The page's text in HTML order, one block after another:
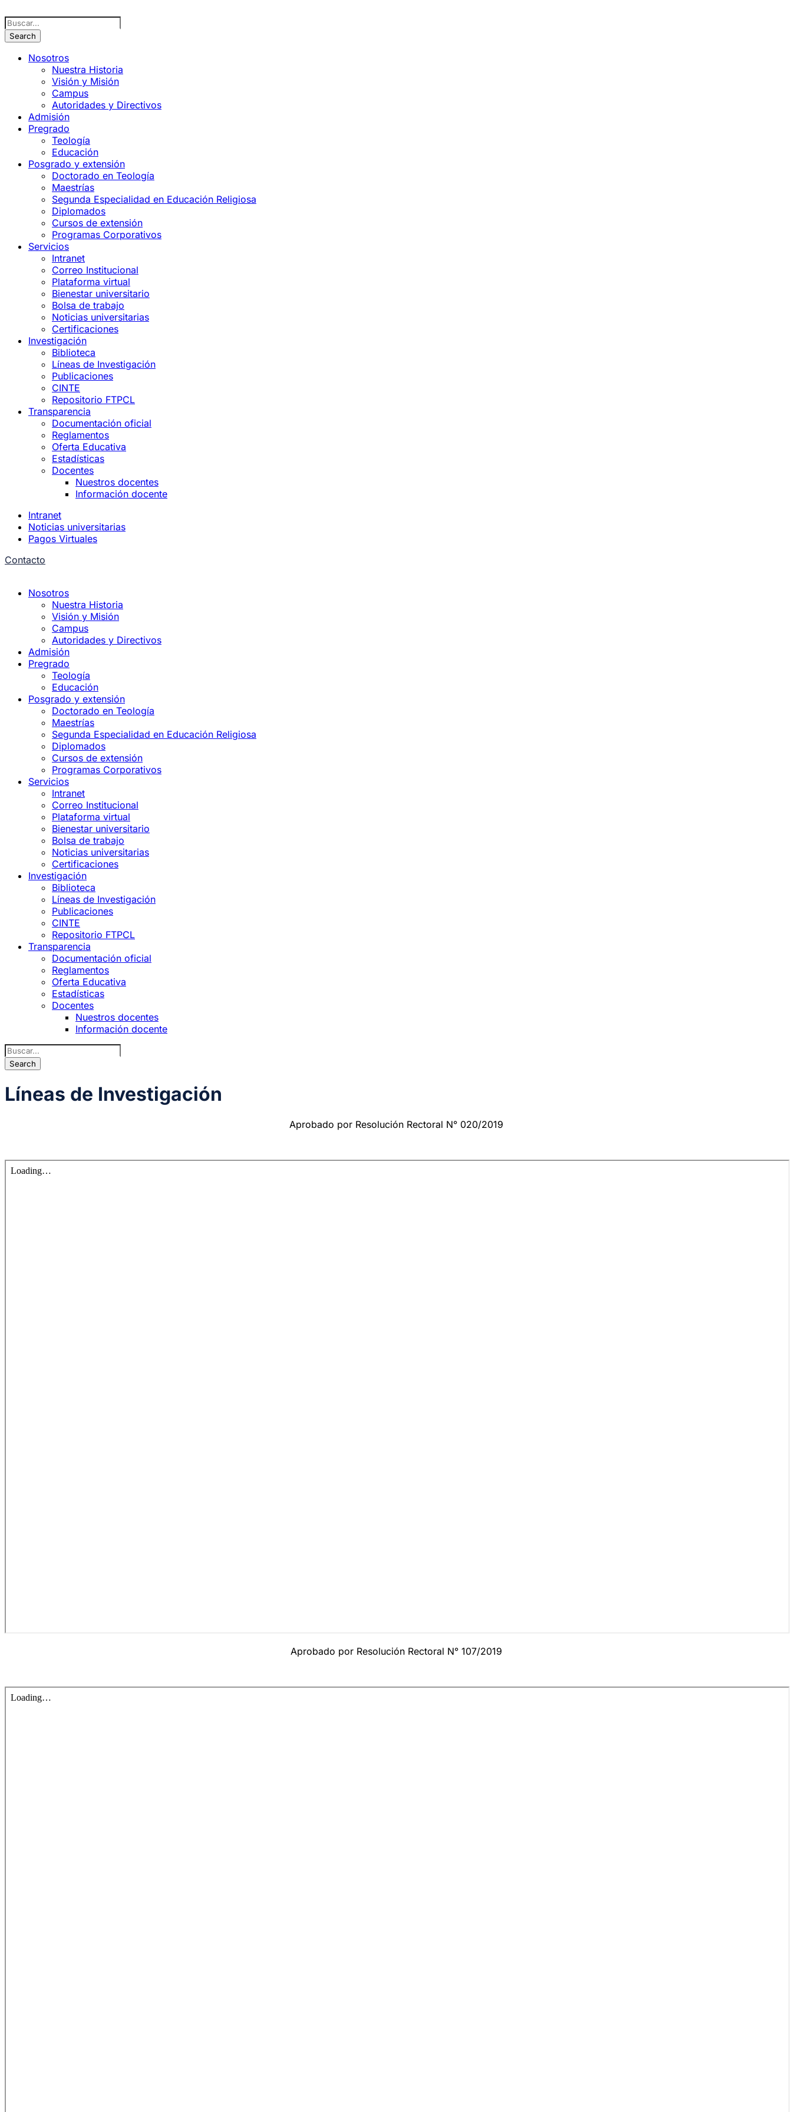
Nosotros
Nuestra Historia
Visión y Misión
Campus
Autoridades y Directivos
Admisión
Pregrado
Teología
Educación
Posgrado y extensión
Doctorado en Teología
Maestrías
Segunda Especialidad en Educación Religiosa
Diplomados
Cursos de extensión
Programas Corporativos
Servicios
Intranet
Correo Institucional
Plataforma virtual
Bienestar universitario
Bolsa de trabajo
Noticias universitarias
Certificaciones
Investigación
Biblioteca
Líneas de Investigación
Publicaciones
CINTE
Repositorio FTPCL
Transparencia
Documentación oficial
Reglamentos
Oferta Educativa
Estadísticas
Docentes
Nuestros docentes
Información docente
Intranet
Noticias universitarias
Pagos Virtuales
Contacto
Nosotros
Nuestra Historia
Visión y Misión
Campus
Autoridades y Directivos
Admisión
Pregrado
Teología
Educación
Posgrado y extensión
Doctorado en Teología
Maestrías
Segunda Especialidad en Educación Religiosa
Diplomados
Cursos de extensión
Programas Corporativos
Servicios
Intranet
Correo Institucional
Plataforma virtual
Bienestar universitario
Bolsa de trabajo
Noticias universitarias
Certificaciones
Investigación
Biblioteca
Líneas de Investigación
Publicaciones
CINTE
Repositorio FTPCL
Transparencia
Documentación oficial
Reglamentos
Oferta Educativa
Estadísticas
Docentes
Nuestros docentes
Información docente
Líneas de Investigación
Aprobado por Resolución Rectoral N° 020/2019
Aprobado por Resolución Rectoral N° 107/2019